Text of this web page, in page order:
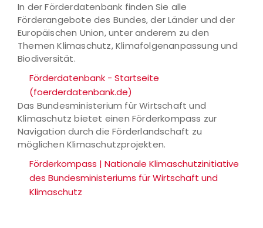
In der Förderdatenbank finden Sie alle
Förderangebote des Bundes, der Länder und der
Europäischen Union, unter anderem zu den
Themen Klimaschutz, Klimafolgenanpassung und
Biodiversität.
Förderdatenbank - Startseite
(foerderdatenbank.de)
Das Bundesministerium für Wirtschaft und
Klimaschutz bietet einen Förderkompass zur
Navigation durch die Förderlandschaft zu
möglichen Klimaschutzprojekten.
Förderkompass | Nationale Klimaschutzinitiative
des Bundesministeriums für Wirtschaft und
Klimaschutz